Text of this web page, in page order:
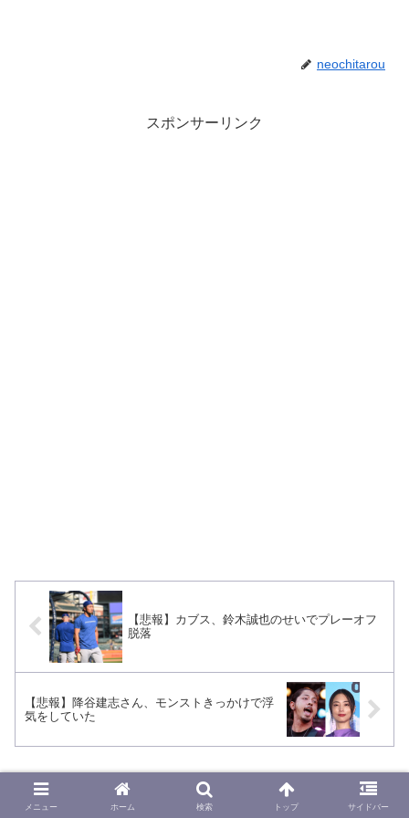
neochitarou
スポンサーリンク
【悲報】カブス、鈴木誠也のせいでプレーオフ
脱落
【悲報】降谷建志さん、モンストきっかけで浮
気をしていた
コメント
メニュー ホーム 検索 トップ サイドバー